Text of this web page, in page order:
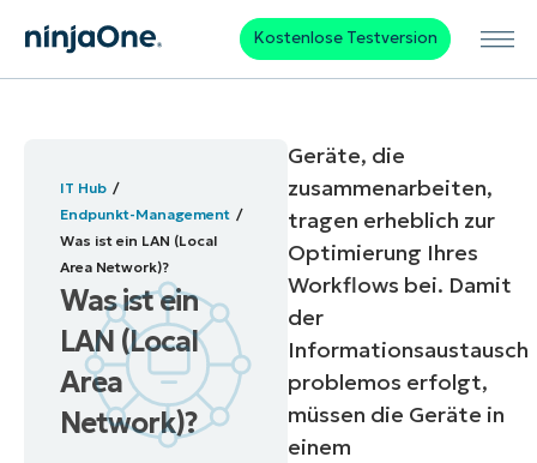
Kostenlose Testversion
IT Hub
Endpunkt-Management
Was ist ein LAN (Local
Area Network)?
Was ist ein
LAN (Local
Area
Network)?
Geräte, die
zusammenarbeiten,
tragen erheblich zur
Optimierung Ihres
Workflows bei. Damit
der
Informationsaustausch
problemos erfolgt,
müssen die Geräte in
einem